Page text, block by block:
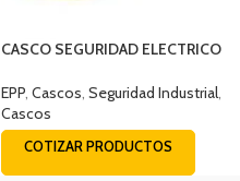
CASCO SEGURIDAD ELECTRICO
EPP Cascos Seguridad Industrial
Cascos
COTIZAR PRODUCTOS